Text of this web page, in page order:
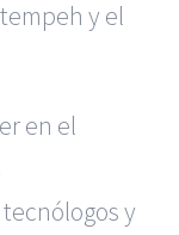
y el
en el
y